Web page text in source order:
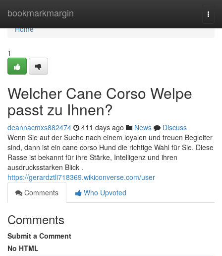
bookmarkmargin
Home
Home
1
Welcher Cane Corso Welpe
passt zu Ihnen?
deannacmxs882474 411 days ago News
Discuss
Wenn Sie auf der Suche nach einem loyalen und treuen Begleiter
sind, dann ist ein cane corso Hund die richtige Wahl für Sie. Diese
Rasse ist bekannt für ihre Stärke, Intelligenz und ihren
ausdrucksstarken Blick .
https://gerardztli718369.wikiconverse.com/user
Comments
Who Upvoted
Comments
Submit a Comment
No HTML